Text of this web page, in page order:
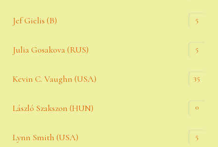
Jef Gielis (B) 5
Julia Gosakova (RUS) 5
Kevin C. Vaughn (USA) 35
László Szakszon (HUN) 0
Lynn Smith (USA) 5